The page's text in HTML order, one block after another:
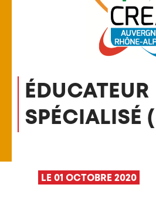
ÉDUCATEUR
SPÉCIALISÉ
LE 01 OCTOBRE 2020